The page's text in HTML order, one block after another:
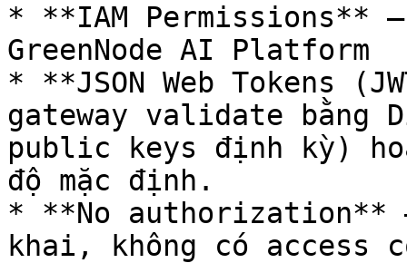
* **IAM Permissions**
GreenNode AI Platform
* **JSON Web Tokens
gateway validate bằng
public keys định kỳ)
độ mặc định.
* **No authorization**
khai, không có access